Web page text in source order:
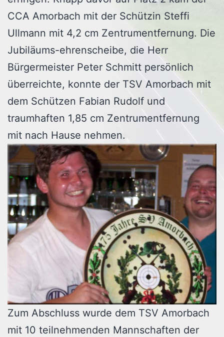
CCA Amorbach mit der Schützin Steffi
Ullmann mit 4,2 cm Zentrumentfernung. Die
Jubiläums-ehrenscheibe, die Herr
Bürgermeister Peter Schmitt persönlich
überreichte, konnte der TSV Amorbach mit
dem Schützen Fabian Rudolf und
traumhaften 1,85 cm Zentrumentfernung
mit nach Hause nehmen.
Zum Abschluss wurde dem TSV Amorbach
mit 10 teilnehmenden Mannschaften der